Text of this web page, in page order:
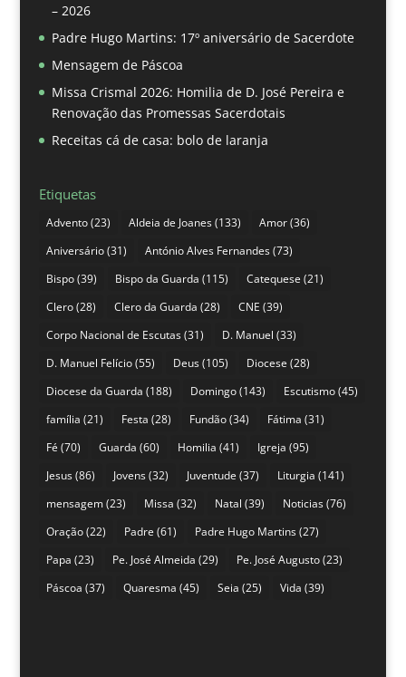
– 2026
Padre Hugo Martins: 17º aniversário de Sacerdote
Mensagem de Páscoa
Missa Crismal 2026: Homilia de D. José Pereira e
Renovação das Promessas Sacerdotais
Receitas cá de casa: bolo de laranja
Etiquetas
Advento(23) Aldeia de Joanes(133) Amor(36)
Aniversário(31) António Alves Fernandes(73)
Bispo(39) Bispo da Guarda (115) Catequese (21)
Clero(28) Clero da Guarda (28) CNE (39)
Corpo Nacional de Escutas(31) D. Manuel (33)
D. Manuel Felício(55) Deus(105) Diocese (28)
Diocese da Guarda (188) Domingo(143) Escutismo(45)
família (21) Festa (28) Fundão(34) Fátima (31)
Fé (70) Guarda (60) Homilia (41) Igreja (95)
Jesus(86) Jovens(32) Juventude (37) Liturgia (141)
mensagem(23) Missa (32) Natal (39) Noticias(76)
Oração(22) Padre (61) Padre Hugo Martins(27)
Papa (23) Pe. José Almeida (29) Pe. José Augusto(23)
Páscoa (37) Quaresma (45) Seia (25) Vida (39)